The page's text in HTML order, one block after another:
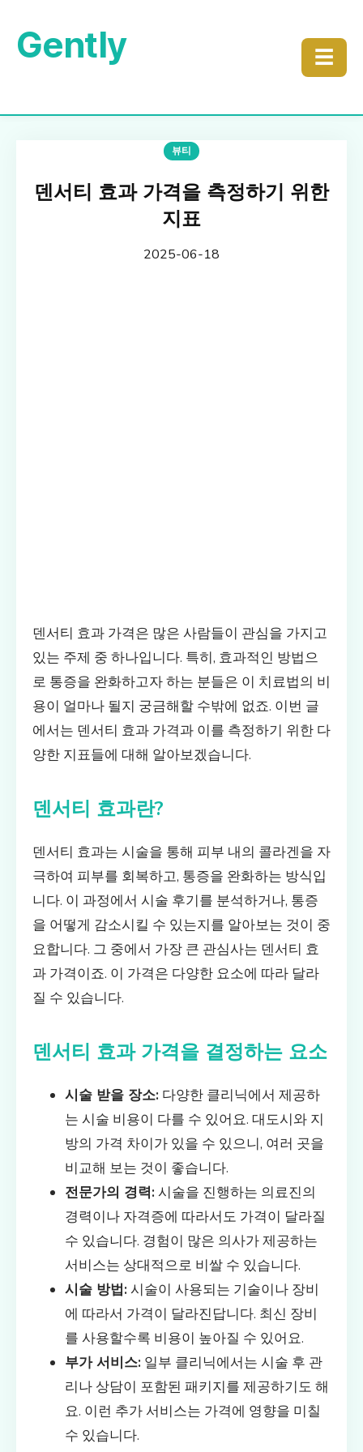
Gently ☰
뷰티
덴서티 효과 가격을 측정하기 위한
지표
2025-06-18
덴서티 효과 가격은 많은 사람들이 관심을 가지고
있는 주제 중 하나입니다. 특히, 효과적인 방법으
로 통증을 완화하고자 하는 분들은 이 치료법의 비
용이 얼마나 될지 궁금해할 수밖에 없죠. 이번 글
에서는 덴서티 효과 가격과 이를 측정하기 위한 다
양한 지표들에 대해 알아보겠습니다.
덴서티 효과란?
덴서티 효과는 시술을 통해 피부 내의 콜라겐을 자
극하여 피부를 회복하고, 통증을 완화하는 방식입
니다. 이 과정에서 시술 후기를 분석하거나, 통증
을 어떻게 감소시킬 수 있는지를 알아보는 것이 중
요합니다. 그 중에서 가장 큰 관심사는 덴서티 효
과 가격이죠. 이 가격은 다양한 요소에 따라 달라
질 수 있습니다.
덴서티 효과 가격을 결정하는 요소
시술 받을 장소: 다양한 클리닉에서 제공하
는 시술 비용이 다를 수 있어요. 대도시와 지
방의 가격 차이가 있을 수 있으니, 여러 곳을
비교해 보는 것이 좋습니다.
전문가의 경력: 시술을 진행하는 의료진의
경력이나 자격증에 따라서도 가격이 달라질
수 있습니다. 경험이 많은 의사가 제공하는
서비스는 상대적으로 비쌀 수 있습니다.
시술 방법: 시술이 사용되는 기술이나 장비
에 따라서 가격이 달라진답니다. 최신 장비
를 사용할수록 비용이 높아질 수 있어요.
부가 서비스: 일부 클리닉에서는 시술 후 관
리나 상담이 포함된 패키지를 제공하기도 해
요. 이런 추가 서비스는 가격에 영향을 미칠
수 있습니다.